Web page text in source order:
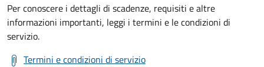
Per conoscere i dettagli di scadenze, requisiti e altre
informazioni importanti, leggi i termini e le condizioni di
servizio.
Termini e condizioni di servizio